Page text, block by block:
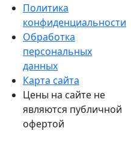
Политика
конфиденциальности
Обработка
персональных
данных
Карта сайта
Цены на сайте не
являются публичной
офертой